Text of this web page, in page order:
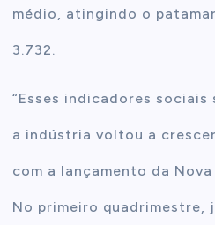
médio, atingindo o
3.732.
“Esses indicadores
a indústria voltou a
com a lançamento da
No primeiro quadrimestre,